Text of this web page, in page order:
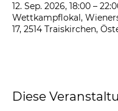
12. Sep. 2026, 18:00 –
Wettkampflokal,
17, 2514 Traiskirchen,
Diese